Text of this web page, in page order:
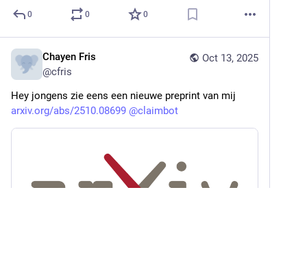
0 0 0
Oct 13, 2025
Chayen Fris
@cfris
Hey jongens zie eens een nieuwe preprint van mij
arxiv.org/abs/2510.08699 @claimbot